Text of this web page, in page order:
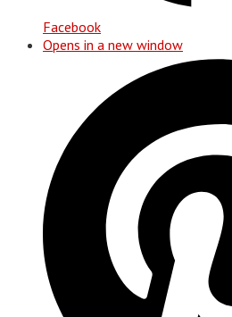
Facebook
Opens in a new window